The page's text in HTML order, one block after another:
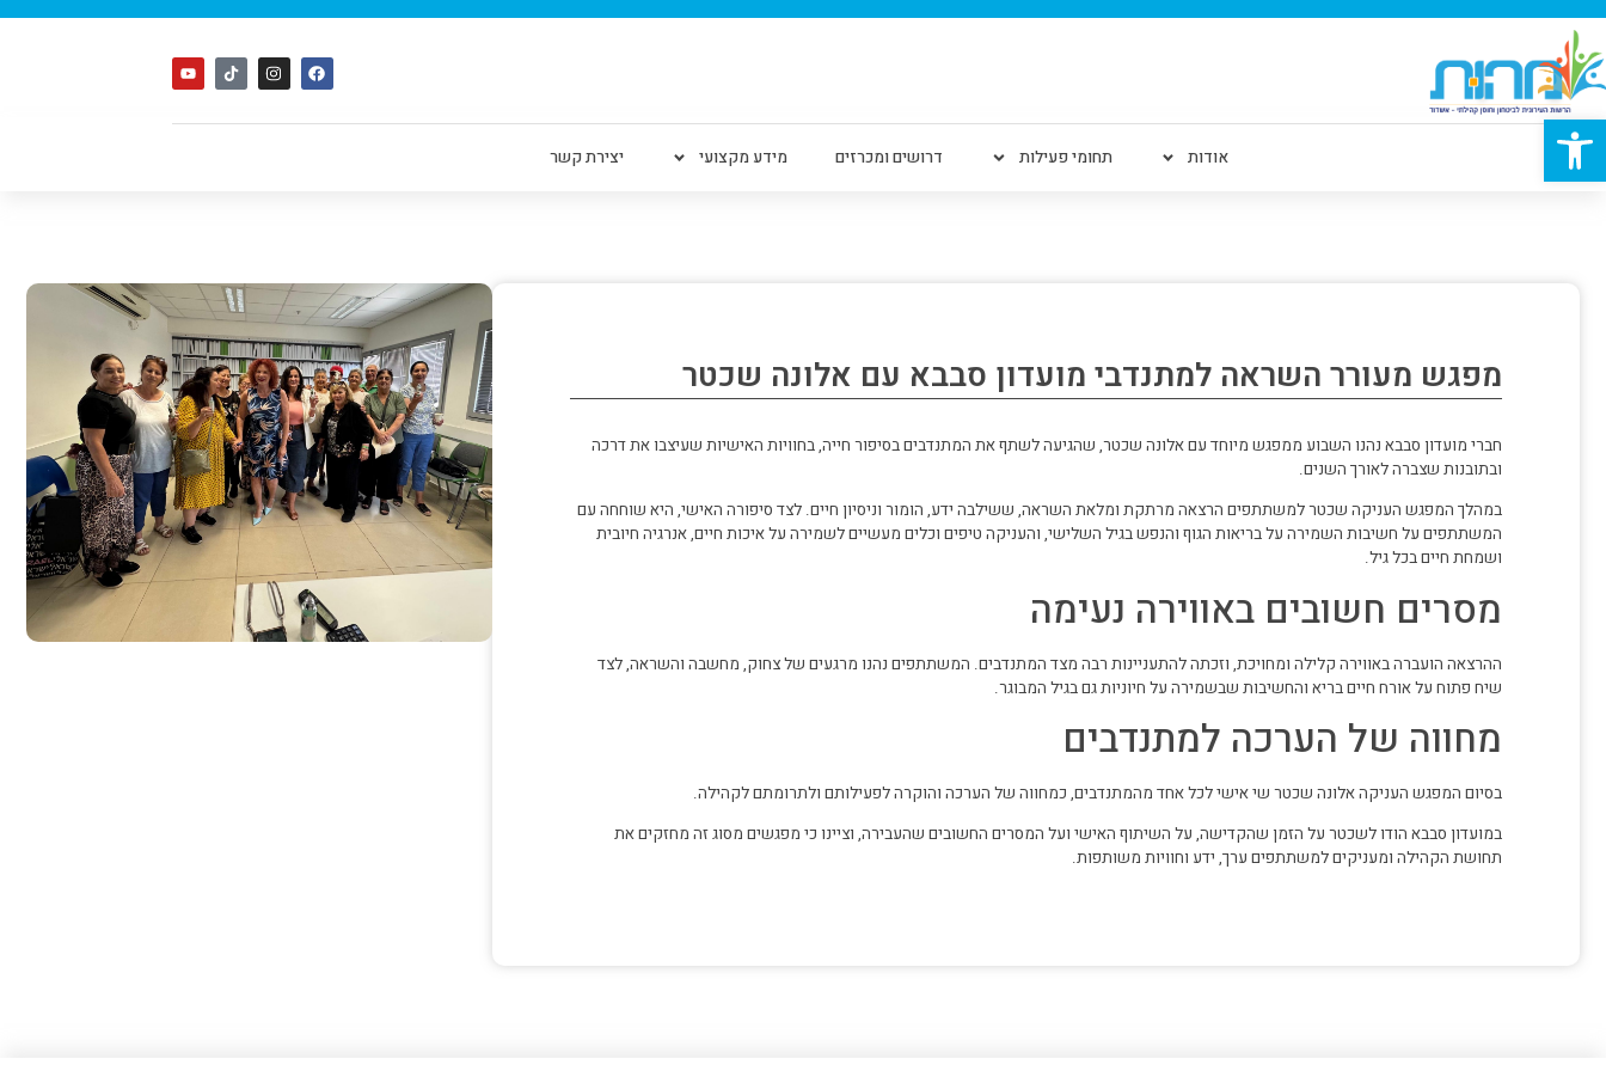
פתח סרגל נגישות
אודות תחומי פעילות דרושים ומכרזים מידע מקצועי יצירת קשר
מפגש מעורר השראה למתנדבי מועדון סבבא עם אלונה שכטר
חברי מועדון סבבא נהנו השבוע ממפגש מיוחד עם אלונה שכטר, שהגיעה לשתף את המתנדבים בסיפור חייה, בחוויות האישיות שעיצבו את דרכה
ובתובנות שצברה לאורך השנים.
במהלך המפגש העניקה שכטר למשתתפים הרצאה מרתקת ומלאת השראה, ששילבה ידע, הומור וניסיון חיים. לצד סיפורה האישי, היא שוחחה עם
המשתתפים על חשיבות השמירה על בריאות הגוף והנפש בגיל השלישי, והעניקה טיפים וכלים מעשיים לשמירה על איכות חיים, אנרגיה חיובית
ושמחת חיים בכל גיל.
מסרים חשובים באווירה נעימה
ההרצאה הועברה באווירה קלילה ומחויכת, וזכתה להתעניינות רבה מצד המתנדבים. המשתתפים נהנו מרגעים של צחוק, מחשבה והשראה, לצד
שיח פתוח על אורח חיים בריא והחשיבות שבשמירה על חיוניות גם בגיל המבוגר.
מחווה של הערכה למתנדבים
בסיום המפגש העניקה אלונה שכטר שי אישי לכל אחד מהמתנדבים, כמחווה של הערכה והוקרה לפעילותם ולתרומתם לקהילה.
במועדון סבבא הודו לשכטר על הזמן שהקדישה, על השיתוף האישי ועל המסרים החשובים שהעבירה, וציינו כי מפגשים מסוג זה מחזקים את
תחושת הקהילה ומעניקים למשתתפים ערך, ידע וחוויות משותפות.